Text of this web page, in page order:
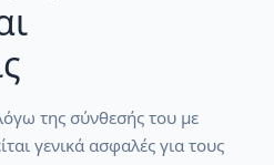
της σύνθεσής του με
γενικά ασφαλές για τους